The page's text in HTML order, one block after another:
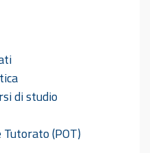
di studio
(POT)